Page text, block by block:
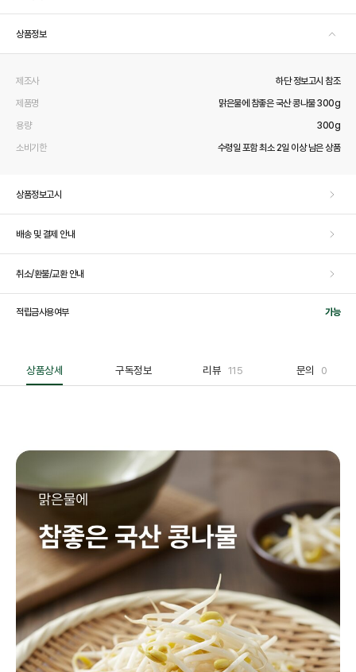
상품정보
제조사
하단 정보고시 참조
제품명
맑은물에 참좋은 국산 콩나물 300g
용량
300g
소비기한
수령일 포함 최소 2일 이상 남은 상품
상품정보고시
배송 및 결제 안내
취소/환불/교환 안내
적립금사용여부 가능
상품상세 구독정보 리뷰 115 문의 0